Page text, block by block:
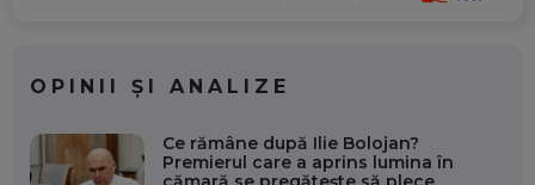
OPINII ȘI ANALIZE
Ce rămâne după Ilie Bolojan?
Premierul care a aprins lumina în